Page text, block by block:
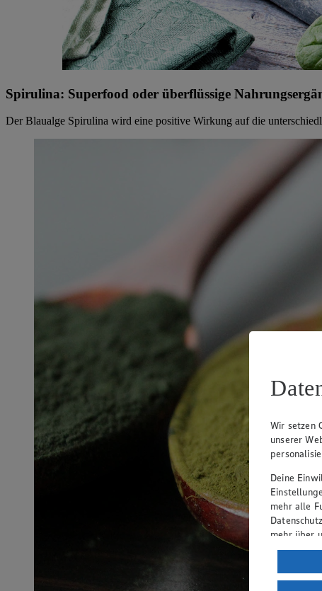
Spirulina: Superfood oder überflüssige
Der Blaualge Spirulina wird eine positive Wirkung auf die
Wir setzen
unserer
Deine
mehr alle
mehr über
Wenn du